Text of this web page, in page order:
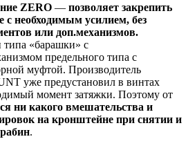
ZERO — позволяет закрепить
с необходимым усилием, без
или доп.механизмов.
«барашки» с
предельного типа с
муфтой. Производитель
уже предустановил в винтах
момент затяжки. Поэтому от
ни какого вмешательства и
на кронштейне при снятии и
.